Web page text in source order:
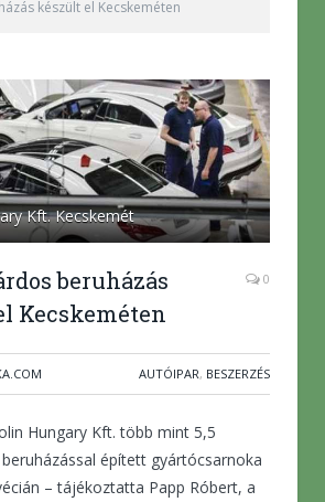
készült el Kecskeméten
Kft. Kecskemét
beruházás
Kecskeméten
0
AUTÓIPAR, BESZERZÉS
Hungary Kft. több mint 5,5
épített gyártócsarnoka
– tájékoztatta Papp Róbert, a